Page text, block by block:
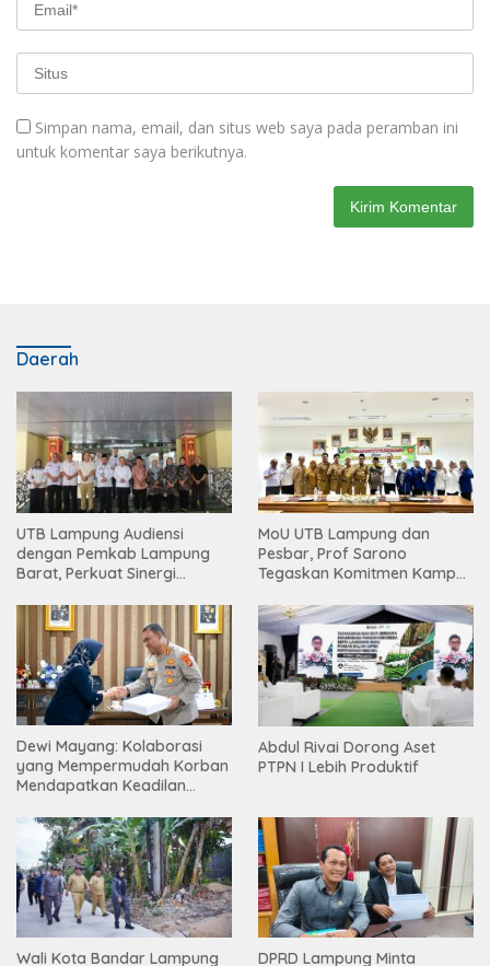
Simpan nama, email, dan situs web saya pada peramban ini
untuk komentar saya berikutnya.
Daerah
UTB Lampung Audiensi
dengan Pemkab Lampung
Barat, Perkuat Sinergi
Tinggi
MoU UTB Lampung dan
Pesbar, Prof Sarono
Tegaskan Komitmen Kampus
Masyarakat
Dewi Mayang: Kolaborasi
yang Mempermudah Korban
Mendapatkan Keadilan
Abdul Rivai Dorong Aset
PTPN I Lebih Produktif
Wali Kota Bandar Lampung DPRD Lampung Minta